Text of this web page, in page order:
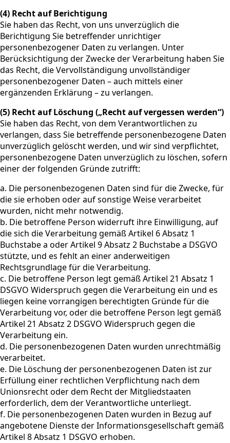
(4) Recht auf Berichtigung
Sie haben das Recht, von uns unverzüglich die
Berichtigung Sie betreffender unrichtiger
personenbezogener Daten zu verlangen. Unter
Berücksichtigung der Zwecke der Verarbeitung haben Sie
das Recht, die Vervollständigung unvollständiger
personenbezogener Daten – auch mittels einer
ergänzenden Erklärung – zu verlangen.
(5) Recht auf Löschung („Recht auf vergessen werden“)
Sie haben das Recht, von dem Verantwortlichen zu
verlangen, dass Sie betreffende personenbezogene Daten
unverzüglich gelöscht werden, und wir sind verpflichtet,
personenbezogene Daten unverzüglich zu löschen, sofern
einer der folgenden Gründe zutrifft:
a. Die personenbezogenen Daten sind für die Zwecke, für
die sie erhoben oder auf sonstige Weise verarbeitet
wurden, nicht mehr notwendig.
b. Die betroffene Person widerruft ihre Einwilligung, auf
die sich die Verarbeitung gemäß Artikel 6 Absatz 1
Buchstabe a oder Artikel 9 Absatz 2 Buchstabe a DSGVO
stützte, und es fehlt an einer anderweitigen
Rechtsgrundlage für die Verarbeitung.
c. Die betroffene Person legt gemäß Artikel 21 Absatz 1
DSGVO Widerspruch gegen die Verarbeitung ein und es
liegen keine vorrangigen berechtigten Gründe für die
Verarbeitung vor, oder die betroffene Person legt gemäß
Artikel 21 Absatz 2 DSGVO Widerspruch gegen die
Verarbeitung ein.
d. Die personenbezogenen Daten wurden unrechtmäßig
verarbeitet.
e. Die Löschung der personenbezogenen Daten ist zur
Erfüllung einer rechtlichen Verpflichtung nach dem
Unionsrecht oder dem Recht der Mitgliedstaaten
erforderlich, dem der Verantwortliche unterliegt.
f. Die personenbezogenen Daten wurden in Bezug auf
angebotene Dienste der Informationsgesellschaft gemäß
Artikel 8 Absatz 1 DSGVO erhoben.